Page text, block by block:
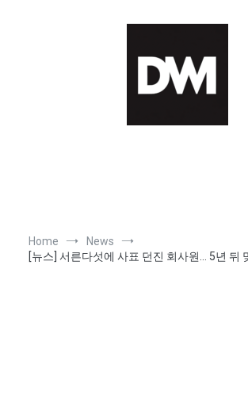
Home
News
[뉴스] 서른다섯에 사표 던진 회사원… 5년 뒤